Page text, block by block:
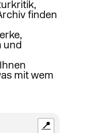
finden
und
mit wem
📍